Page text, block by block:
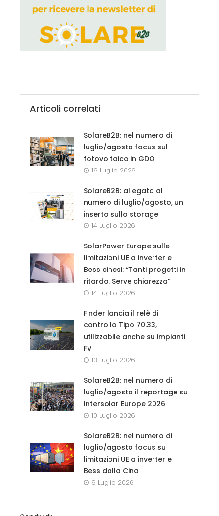
Articoli correlati
SolareB2B: nel numero di
luglio/agosto focus sul
fotovoltaico in GDO
16 Luglio 2026
SolareB2B: allegato al
numero di luglio/agosto, un
inserto sullo storage
14 Luglio 2026
SolarPower Europe sulle
limitazioni UE a inverter e
Bess cinesi: “Tanti progetti in
ritardo. Serve chiarezza”
14 Luglio 2026
Finder lancia il relè di
controllo Tipo 70.33,
utilizzabile anche su impianti
FV
13 Luglio 2026
SolareB2B: nel numero di
luglio/agosto il reportage su
Intersolar Europe 2026
10 Luglio 2026
SolareB2B: nel numero di
luglio/agosto focus su
limitazioni UE a inverter e
Bess dalla Cina
9 Luglio 2026